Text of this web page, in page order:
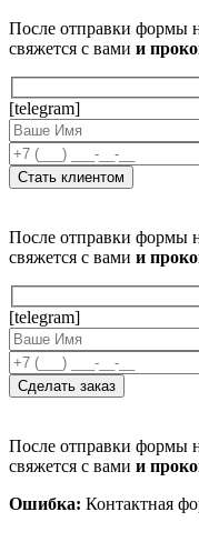
После отправки формы
свяжется с вами и
[telegram]
После отправки формы
свяжется с вами и
[telegram]
После отправки формы
свяжется с вами и
Ошибка: Контактная